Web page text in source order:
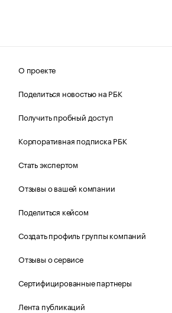
О проекте
Поделиться новостью на РБК
Получить пробный доступ
Корпоративная подписка РБК
Стать экспертом
Отзывы о вашей компании
Поделиться кейсом
Создать профиль группы компаний
Отзывы о сервисе
Сертифицированные партнеры
Лента публикаций